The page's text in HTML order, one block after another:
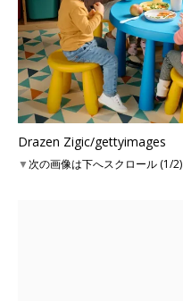
Drazen Zigic/gettyimages
▼次の画像は下へスクロール (1/2)